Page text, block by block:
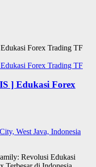
] Edukasi Forex
West Java, Indonesia
Revolusi Edukasi